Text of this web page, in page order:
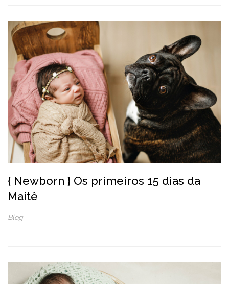
{ Newborn } Os primeiros 15 dias da
Maitê
Blog